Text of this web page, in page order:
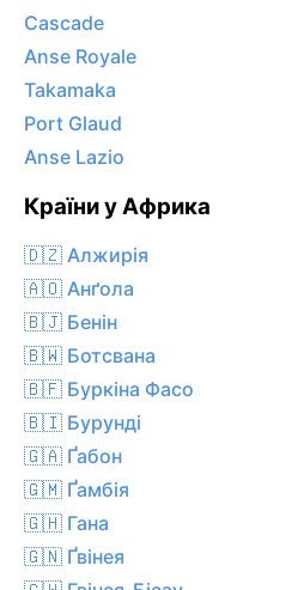
Cascade
Anse Royale
Takamaka
Port Glaud
Anse Lazio
Країни у Африка
🇩🇿 Алжирія
🇦🇴 Анґола
🇧🇯 Бенін
🇧🇼 Ботсвана
🇧🇫 Буркіна Фасо
🇧🇮 Бурунді
🇬🇦 Ґабон
🇬🇲 Ґамбія
🇬🇭 Гана
🇬🇳 Ґвінея